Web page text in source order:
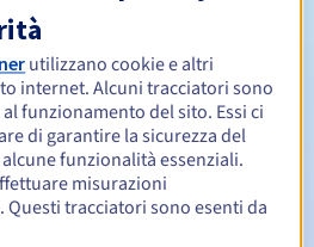
Da 1 a 9 anni
30 giorni
utilizzano cookie e altri
internet. Alcuni tracciatori sono
funzionamento del sito. Essi ci
di garantire la sicurezza del
funzionalità essenziali.
misurazioni
tracciatori sono esenti da